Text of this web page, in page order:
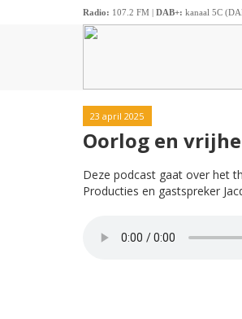
Radio: 107.2 FM | DAB+: kanaal 5C
23 april 2025
Oorlog en
Deze podcast gaat over het
Producties en gastspreker